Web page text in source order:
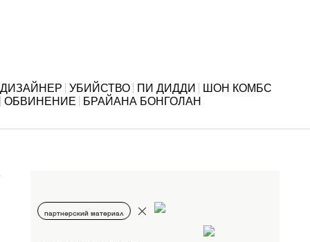
ДИЗАЙНЕР УБИЙСТВО ПИ ДИДДИ
ШОН КОМБС
ОБВИНЕНИЕ
БРАЙАНА БОНГОЛАН
партнерский материал